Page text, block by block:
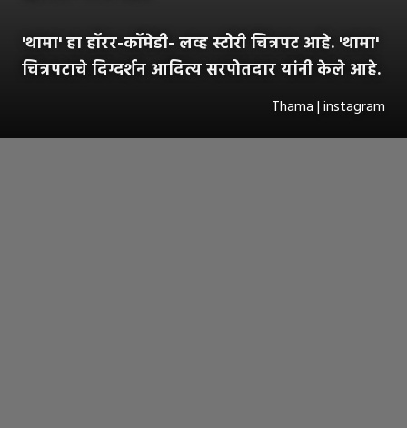
'थामा' हा हॉरर-कॉमेडी- लव्ह स्टोरी चित्रपट आहे. 'थामा'
चित्रपटाचे दिग्दर्शन आदित्य सरपोतदार यांनी केले आहे.
Thama | instagram